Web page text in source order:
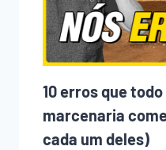
O
QUE
MUDOU
NOS
ÚLTIMOS
10 erros que
marcenaria
cada um deles)